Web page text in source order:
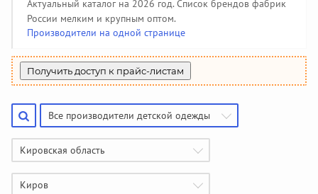
Пеленки, простынки208
Халаты, тапочки108
Купальники и плавки 51
Спортивная одежда
Вязаная одежда382
Жилеты 69
Жилеты утепленные 85
Шубы и дубленки130
Жакеты детские 34
Панамки, шляпки 34
Джинсовые сарафаны6
Джинсовые юбки3
Колготки 142
Гольфы 44
Производители галстуков, ремней, подтяжек
Помощь
Актуальный каталог на 2026 год. Список брендов фабрик
России мелким и крупным оптом.
Производители на одной странице
Получить доступ к прайс-листам
Все производители детской одежды
Кировская область
Киров